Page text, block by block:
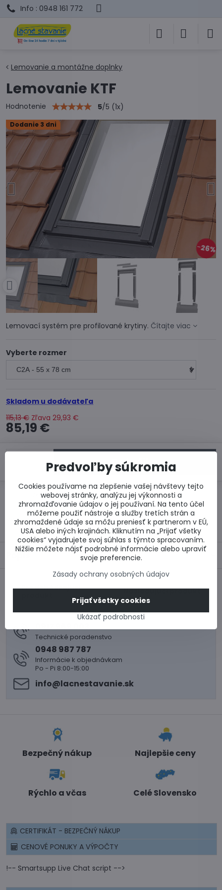
Info : 0948 161 772
Dodanie 3 dni
26%
Lemovanie a montážne doplnky
Lemovanie KTF
Hodnotenie 5/5 (1x)
Lemovací systém pre profilované krytiny. Čítajte viac
Vyberte rozmer
Skladom u dodávateľa
115,13 € Zľava 29,93 €
85,19 €
Do košíka
Otázka k produktu Doručenia
Výrobca:
Popis
Predchádzajúci
Nasledujúci produkt
Technické poradenstvo
0948 987 787
Informácie k objednávkam
Po - Pi 8:00-15:00
info​@lacnestavanie​.sk
Bezpečný nákup Najlepšie ceny
Rýchlo a včas Celé Slovensko
CERTIFIKÁT - BEZPEČNÝ NÁKUP
CENOVÉ PONUKY A VÝPOČTY
!-- Smartsupp Live Chat script -->
Predvoľby súkromia
Cookies používame na zlepšenie vašej návštevy tejto
webovej stránky, analýzu jej výkonnosti a
zhromažďovanie údajov o jej používaní. Na tento účel
môžeme použiť nástroje a služby tretích strán a
zhromaždené údaje sa môžu preniesť k partnerom v EÚ,
USA alebo iných krajinách. Kliknutím na „Prijať všetky
cookies“ vyjadrujete svoj súhlas s týmto spracovaním.
Nižšie môžete nájsť podrobné informácie alebo upraviť
svoje preferencie.
Zásady ochrany osobných údajov
Ukázať podrobnosti
Prijať všetky cookies